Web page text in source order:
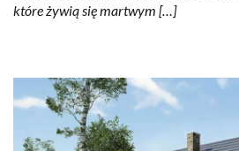
które żywią się martwym […]